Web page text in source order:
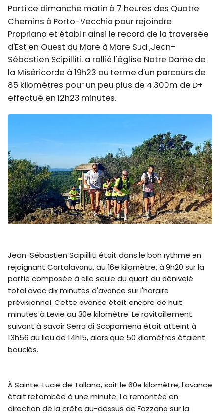
Parti ce dimanche matin à 7 heures des Quatre
Chemins à Porto-Vecchio pour rejoindre
Propriano et établir ainsi le record de la traversée
d'Est en Ouest du Mare à Mare Sud ,Jean-
Sébastien Scipilliti, a rallié l'église Notre Dame de
la Miséricorde à 19h23 au terme d'un parcours de
85 kilomètres pour un peu plus de 4.300m de D+
effectué en 12h23 minutes.
Jean-Sébastien Scipiilliti était dans le bon rythme en
rejoignant Cartalavonu, au 16e kilomètre, à 9h20 sur la
partie composée à elle seule du quart du dénivelé
total avec dix minutes d'avance sur l'horaire
prévisionnel. Cette avance était encore de huit
minutes à Levie au 30e kilomètre. Le ravitaillement
suivant à savoir Serra di Scopamena était atteint à
13h56 au lieu de 14h15, alors que 50 kilomètres étaient
bouclés.
À Sainte-Lucie de Tallano, soit le 60e kilomètre, l'avance
était retombée à une minute. La remontée en
direction de la crête au-dessus de Fozzano sur la